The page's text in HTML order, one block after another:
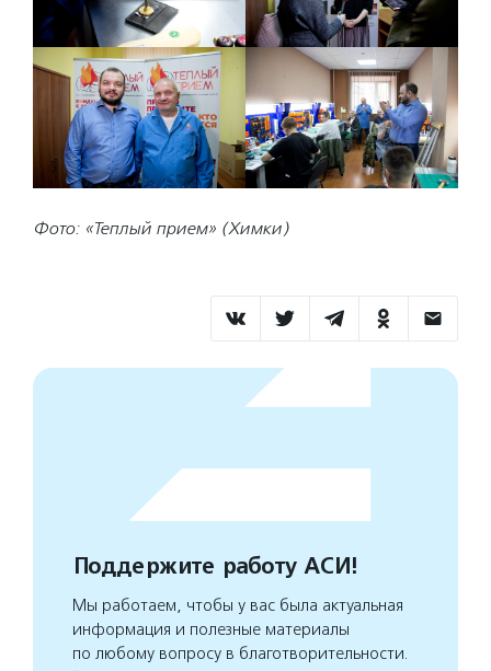
Фото: «Теплый прием» (Химки)
Поддержите работу АСИ!
Мы работаем, чтобы у вас была актуальная
информация и полезные материалы
по любому вопросу в благотворительности.